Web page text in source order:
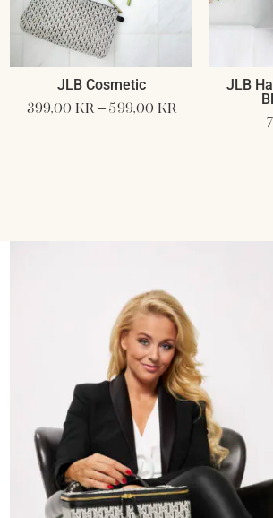
JLB Cosmetic
399,00 kr – 599,00 krPrice
JLB